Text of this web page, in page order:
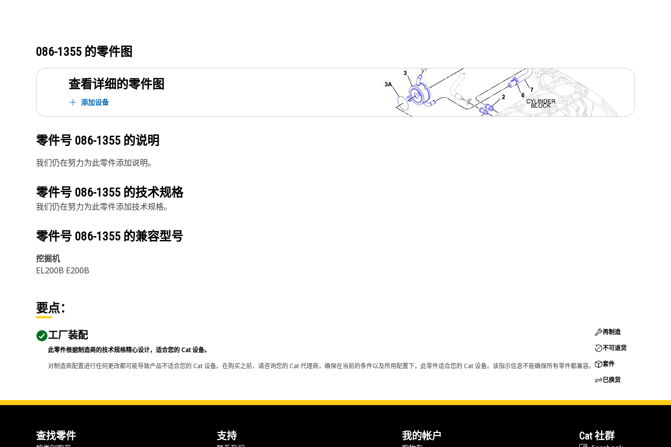
086-1355 的零件图
查看详细的零件图
添加设备
零件号 086-1355 的说明
我们仍在努力为此零件添加说明。
零件号 086-1355 的技术规格
我们仍在努力为此零件添加技术规格。
零件号 086-1355 的兼容型号
挖掘机
EL200B E200B
要点：
工厂装配
此零件根据制造商的技术规格精心设计，适合您的 Cat 设备。
对制造商配置进行任何更改都可能导致产品不适合您的 Cat 设备。在购买之前，请咨询您的 Cat 代理商，确保在当前的条件以及所用配置下，此零件适合您的 Cat 设备。该指示信息不能确保所有零件都兼容。
再制造
不可退货
套件
已换货
查找零件 支持 我的帐户 Cat 社群